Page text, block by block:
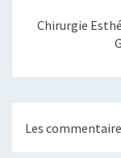
Chirurgie
Les